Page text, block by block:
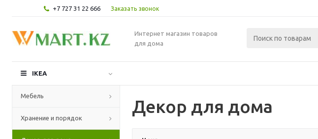
+7 727 31 22 666 Заказать звонок
Интернет магазин товаров
для дома
IKEA
Мебель
Хранение и порядок
Декор для дома